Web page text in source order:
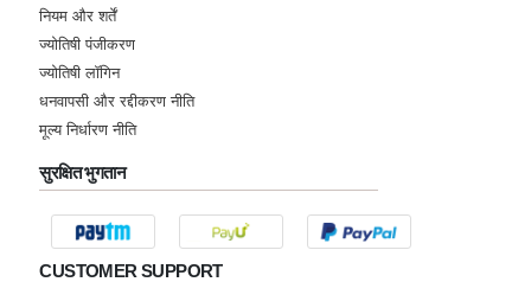
नियम और शर्तें
ज्योतिषी पंजीकरण
ज्योतिषी लॉगिन
धनवापसी और रद्दीकरण नीति
मूल्य निर्धारण नीति
सुरक्षित भुगतान
CUSTOMER SUPPORT